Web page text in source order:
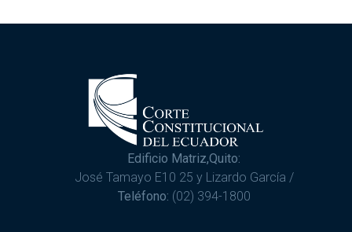
Edificio Matriz,Quito:
José Tamayo E10 25 y Lizardo García /
Teléfono: (02) 394-1800